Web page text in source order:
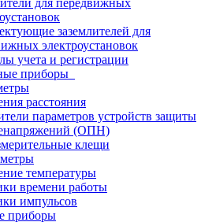
для передвижных
заземлителей для
электроустановок
учета и регистрации
приборы
расстояния
параметров устройств защиты
(ОПН)
клещи
температуры
времени работы
импульсов
приборы